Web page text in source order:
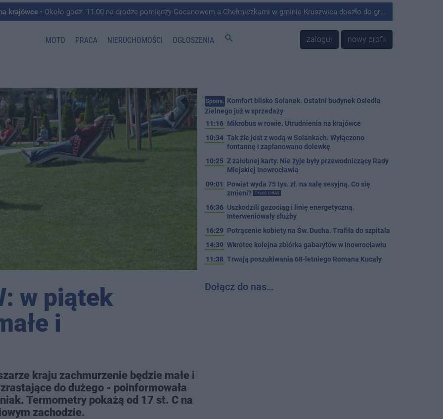
krajówce • Około godz. 11.00 na drodze pomiędzy Gocanowem a Chełmiczkami w gminie Kruszwica doszło do groźnie wyglądającego zdarzenia.
MOTO PRACA NIERUCHOMOŚCI OGŁOSZENIA search zaloguj nowy profil
w piątek
i
kraju zachmurzenie będzie małe i
do dużego - poinformowała
Termometry pokażą od 17 st. C na
zachodzie.
Spons. Komfort blisko Solanek. Ostatni budynek Osiedla
Zielnego już w sprzedaży
11:16 Mikrobus w rowie. Utrudnienia na krajówce
10:34 Tak źle jest z wodą w Solankach. Wyłączono
fontannę i zaplanowano dolewkę
10:25 Z żałobnej karty. Nie żyje były przewodniczący Rady
Miejskiej Inowrocławia
09:01
Powiat wyda 75 tys. zł. na salę sesyjną. Co się
zmieni?
TYLKO U NAS
16:36 Uszkodzili gazociąg i linię energetyczną.
Interweniowały służby
16:29 Potrącenie kobiety na Św. Ducha. Trafiła do szpitala
14:39 Wkrótce kolejna zbiórka gabarytów w Inowrocławiu
11:38 Trwają poszukiwania 68-letniego Romana Kucały
Dołącz do nas…